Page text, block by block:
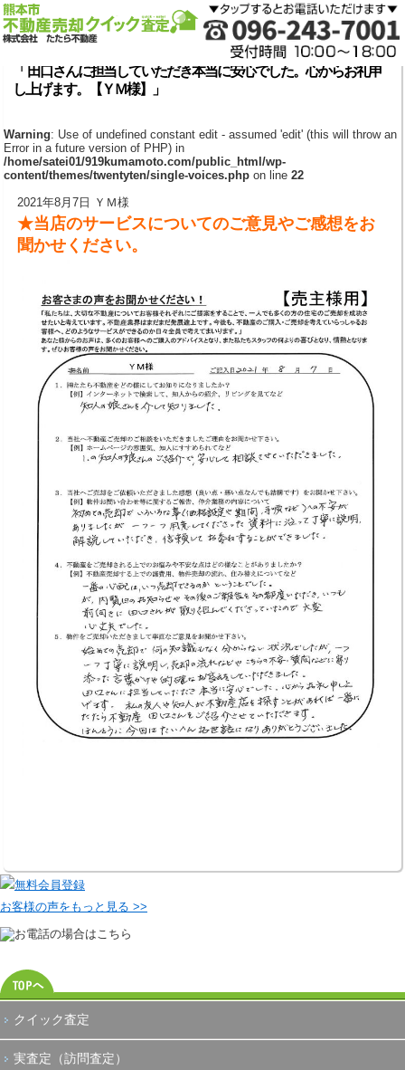
「 田口さんに担当していただき本当に安心でした。心からお礼申
し上げます。【ＹＭ様】」
Warning: Use of undefined constant edit - assumed 'edit' (this will throw an
Error in a future version of PHP) in
/home/satei01/919kumamoto.com/public_html/wp-
content/themes/twentyten/single-voices.php on line22
2021年8月7日 ＹＭ様
★当店のサービスについてのご意見やご感想をお
聞かせください。
お客様の声をもっと見る >>
クイック査定
実査定（訪問査定）